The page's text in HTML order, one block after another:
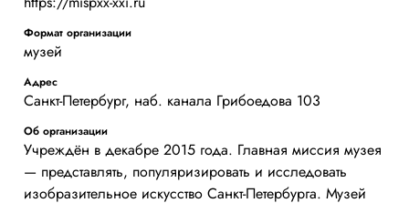
Формат организации
музей
Адрес
Санкт-Петербург, наб. канала Грибоедова 103
Об организации
Учреждён в декабре 2015 года. Главная миссия музея
— представлять, популяризировать и исследовать
изобразительное искусство Санкт-Петербурга. Музей